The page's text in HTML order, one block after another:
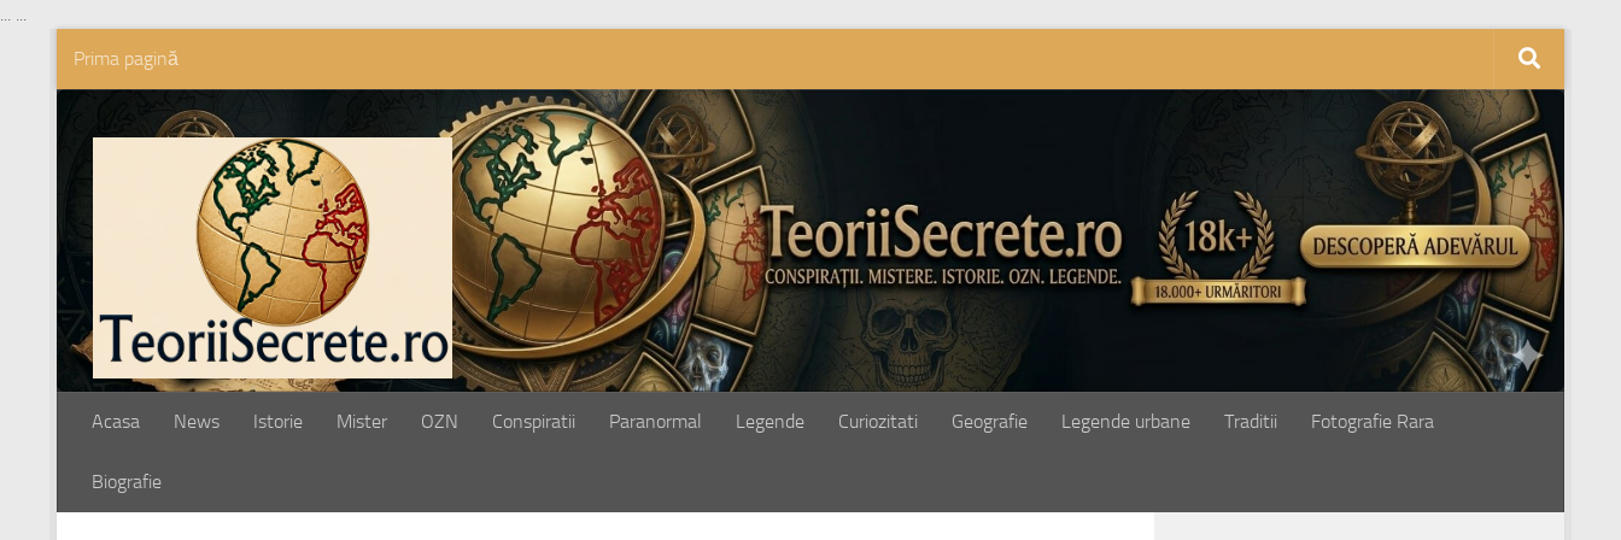
... ...
Skip to content
Prima pagină
Acasa News Istorie Mister OZN Conspiratii Paranormal Legende Curiozitati Geografie Legende urbane Traditii Fotografie Rara
Biografie